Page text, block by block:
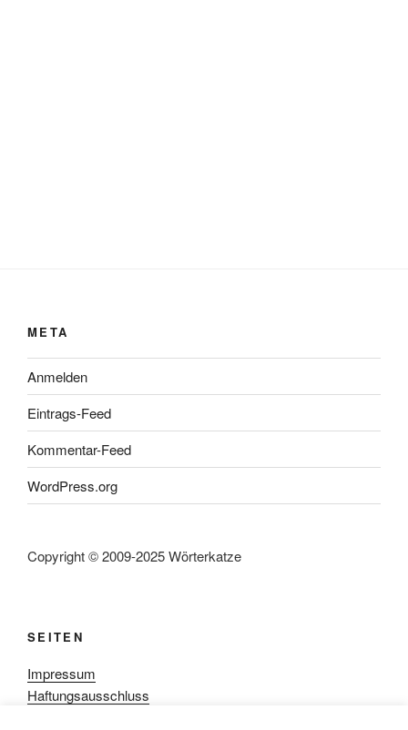
META
Anmelden
Eintrags-Feed
Kommentar-Feed
WordPress.org
Copyright © 2009-2025 Wörterkatze
SEITEN
Impressum
Haftungsausschluss